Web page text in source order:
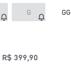
G GG
R$ 399,90